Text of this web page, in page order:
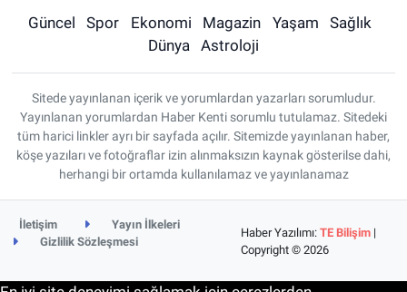
Güncel Spor Ekonomi Magazin Yaşam
Sağlık
Dünya
Astroloji
Sitede yayınlanan içerik ve yorumlardan yazarları sorumludur.
Yayınlanan yorumlardan Haber Kenti sorumlu tutulamaz. Sitedeki
tüm harici linkler ayrı bir sayfada açılır. Sitemizde yayınlanan haber,
köşe yazıları ve fotoğraflar izin alınmaksızın kaynak gösterilse dahi,
herhangi bir ortamda kullanılamaz ve yayınlanamaz
İletişim
Yayın İlkeleri
Gizlilik Sözleşmesi
Haber Yazılımı:TE Bilişim |
Copyright © 2026